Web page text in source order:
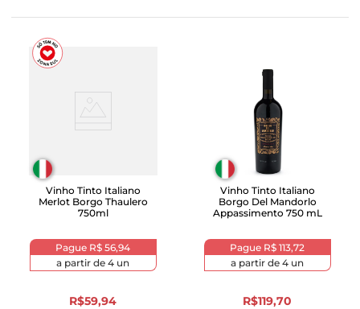
Vinho Tinto Italiano
Merlot Borgo Thaulero
750ml
Pague R$ 56,94
a partir de 4 un
R$59,94
Vinho Tinto Italiano
Borgo Del Mandorlo
Appassimento 750 mL
Pague R$ 113,72
a partir de 4 un
R$119,70